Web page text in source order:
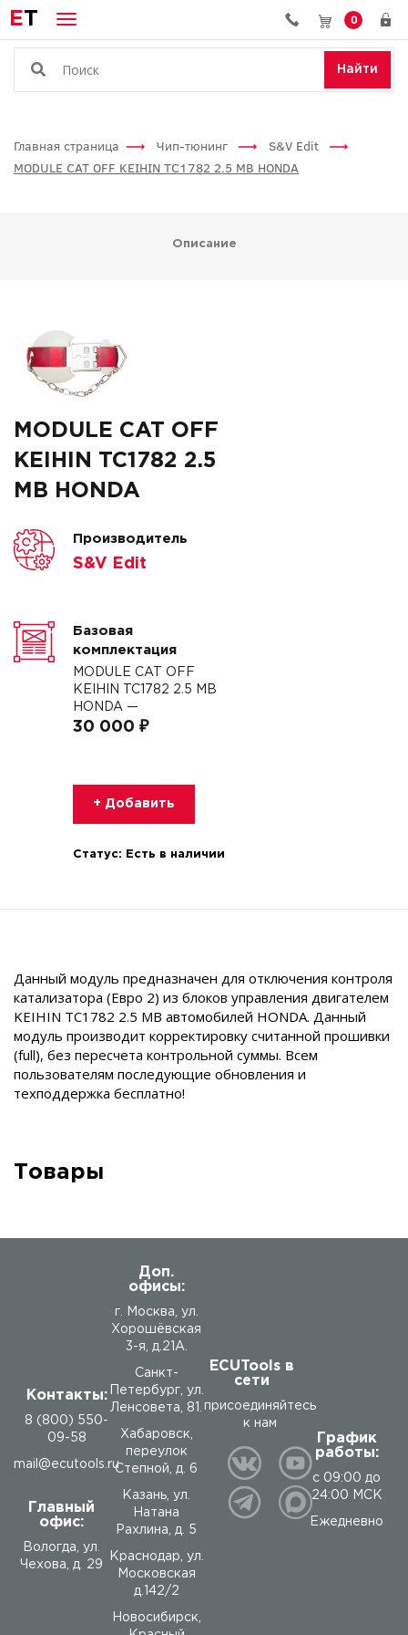
ET 0
Найти
Главная страница Чип-тюнинг
S&V Edit
MODULE CAT OFF KEIHIN TC1782 2.5 MB HONDA
Описание
MODULE CAT OFF
KEIHIN TC1782 2.5
MB HONDA
Производитель
S&V Edit
Базовая
комплектация
MODULE CAT OFF
KEIHIN TC1782 2.5 MB
HONDA —
30 000 ₽
+ Добавить
Статус: Есть в наличии
Данный модуль предназначен для отключения контроля
катализатора (Евро 2) из блоков управления двигателем
KEIHIN TC1782 2.5 MB автомобилей HONDA. Данный
модуль производит корректировку считанной прошивки
(full), без пересчета контрольной суммы. Всем
пользователям последующие обновления и
техподдержка бесплатно!
Товары
Контакты:
8 (800) 550-
09-58
mail@ecutools.ru
Главный
офис:
Вологда, ул.
Чехова, д. 29
Доп.
офисы:
г. Москва, ул.
Хорошёвская
3-я, д.21А.
Санкт-
Петербург, ул.
Ленсовета, 81.
Хабаровск,
переулок
Степной, д. 6
Казань, ул.
Натана
Рахлина, д. 5
Краснодар, ул.
Московская
д.142/2
Новосибирск,
ECUTools в
сети
присоединяйтесь
к нам
График
работы:
с 09:00 до
24:00 МСК
Ежедневно